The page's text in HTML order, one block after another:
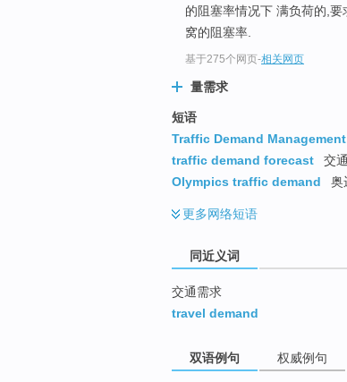
的阻塞率情况下 满负荷的,要
窝的阻塞率.
基于275个网页-相关网页
量需求
短语
Traffic Demand Management
traffic demand forecast
交
Olympics traffic demand
奥
更多网络短语
同近义词
交通需求
travel demand
双语例句 权威例句